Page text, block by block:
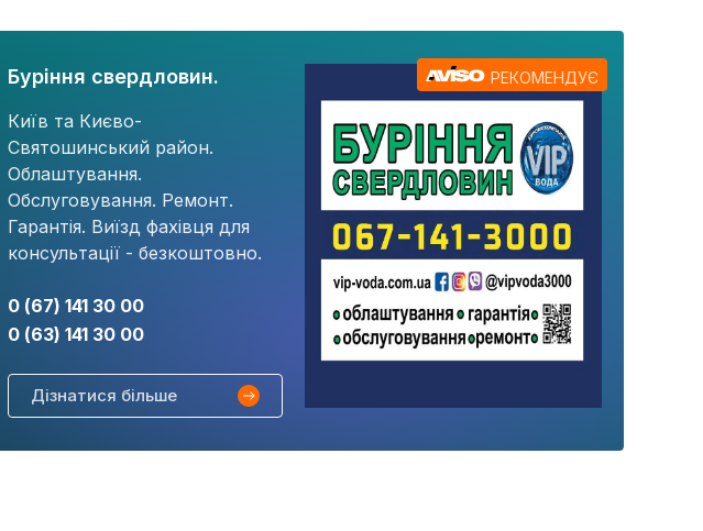
Буріння свердловин.
Київ та Києво-
Святошинський район.
Облаштування.
Обслуговування. Ремонт.
Гарантія. Виїзд фахівця для
консультації - безкоштовно.
0 (67) 141 30 00
0 (63) 141 30 00
Дізнатися більше
РЕКОМЕНДУЄ